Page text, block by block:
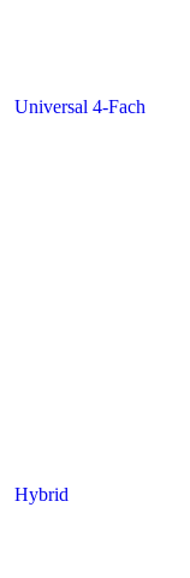
Universal 4-Fach
Hybrid